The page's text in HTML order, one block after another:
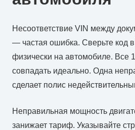
Несоответствие VIN между
— частая ошибка. Сверьте код
физически на автомобиле. Все
совпадать идеально. Одна
сделает полис
Неправильная мощность
занижает тариф. Указывайте